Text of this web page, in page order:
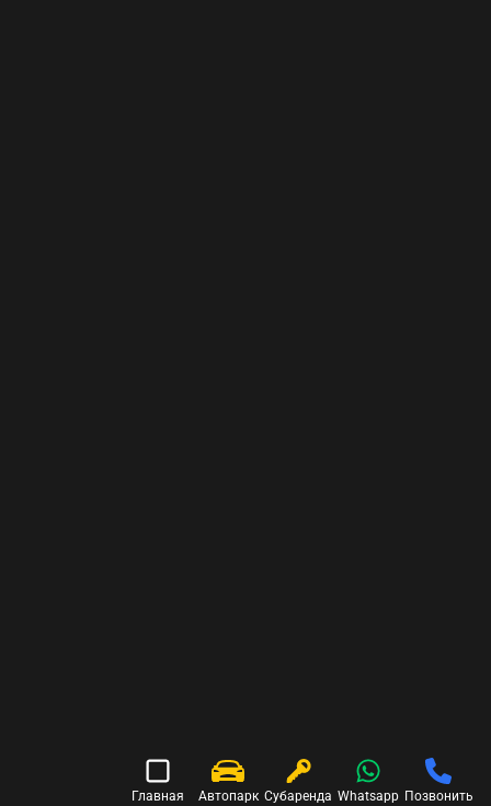
Главная Автопарк Субаренда Whatsapp Позвонить